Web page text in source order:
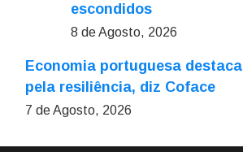
escondidos
8 de Agosto, 2026
Economia portuguesa
pela resiliência, diz Coface
7 de Agosto, 2026